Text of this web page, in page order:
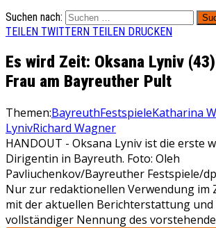
Suchen nach:
TEILEN TWITTERN TEILEN DRUCKEN
Es wird Zeit: Oksana Lyniv
Frau am Bayreuther Pult
Themen:BayreuthFestspieleKatharina
LynivRichard Wagner
HANDOUT - Oksana Lyniv ist die erste
Dirigentin in Bayreuth. Foto: Oleh
Pavliuchenkov/Bayreuther Festspiele/
Nur zur redaktionellen Verwendung im
mit der aktuellen Berichterstattung
vollständiger Nennung des